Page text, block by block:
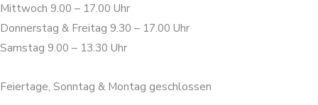
Mittwoch 9.00 – 17.00 Uhr
Donnerstag & Freitag 9.30 – 17.00 Uhr
Samstag 9.00 – 13.30 Uhr
Feiertage, Sonntag & Montag geschlossen